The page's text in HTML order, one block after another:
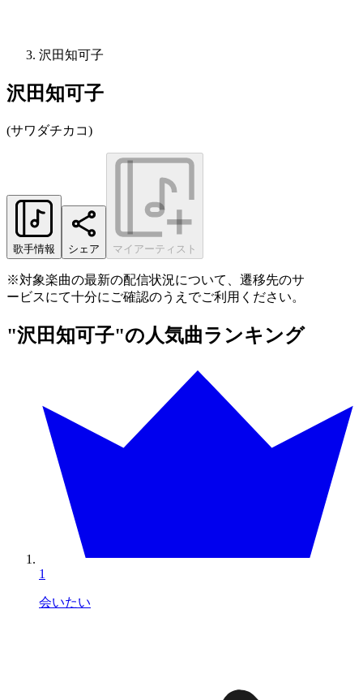
沢田知可子
沢田知可子
(サワダチカコ)
歌手情報 シェア マイアーティスト
※対象楽曲の最新の配信状況について、遷移先のサ
ービスにて十分にご確認のうえでご利用ください。
"沢田知可子"の人気曲ランキング
1
会いたい